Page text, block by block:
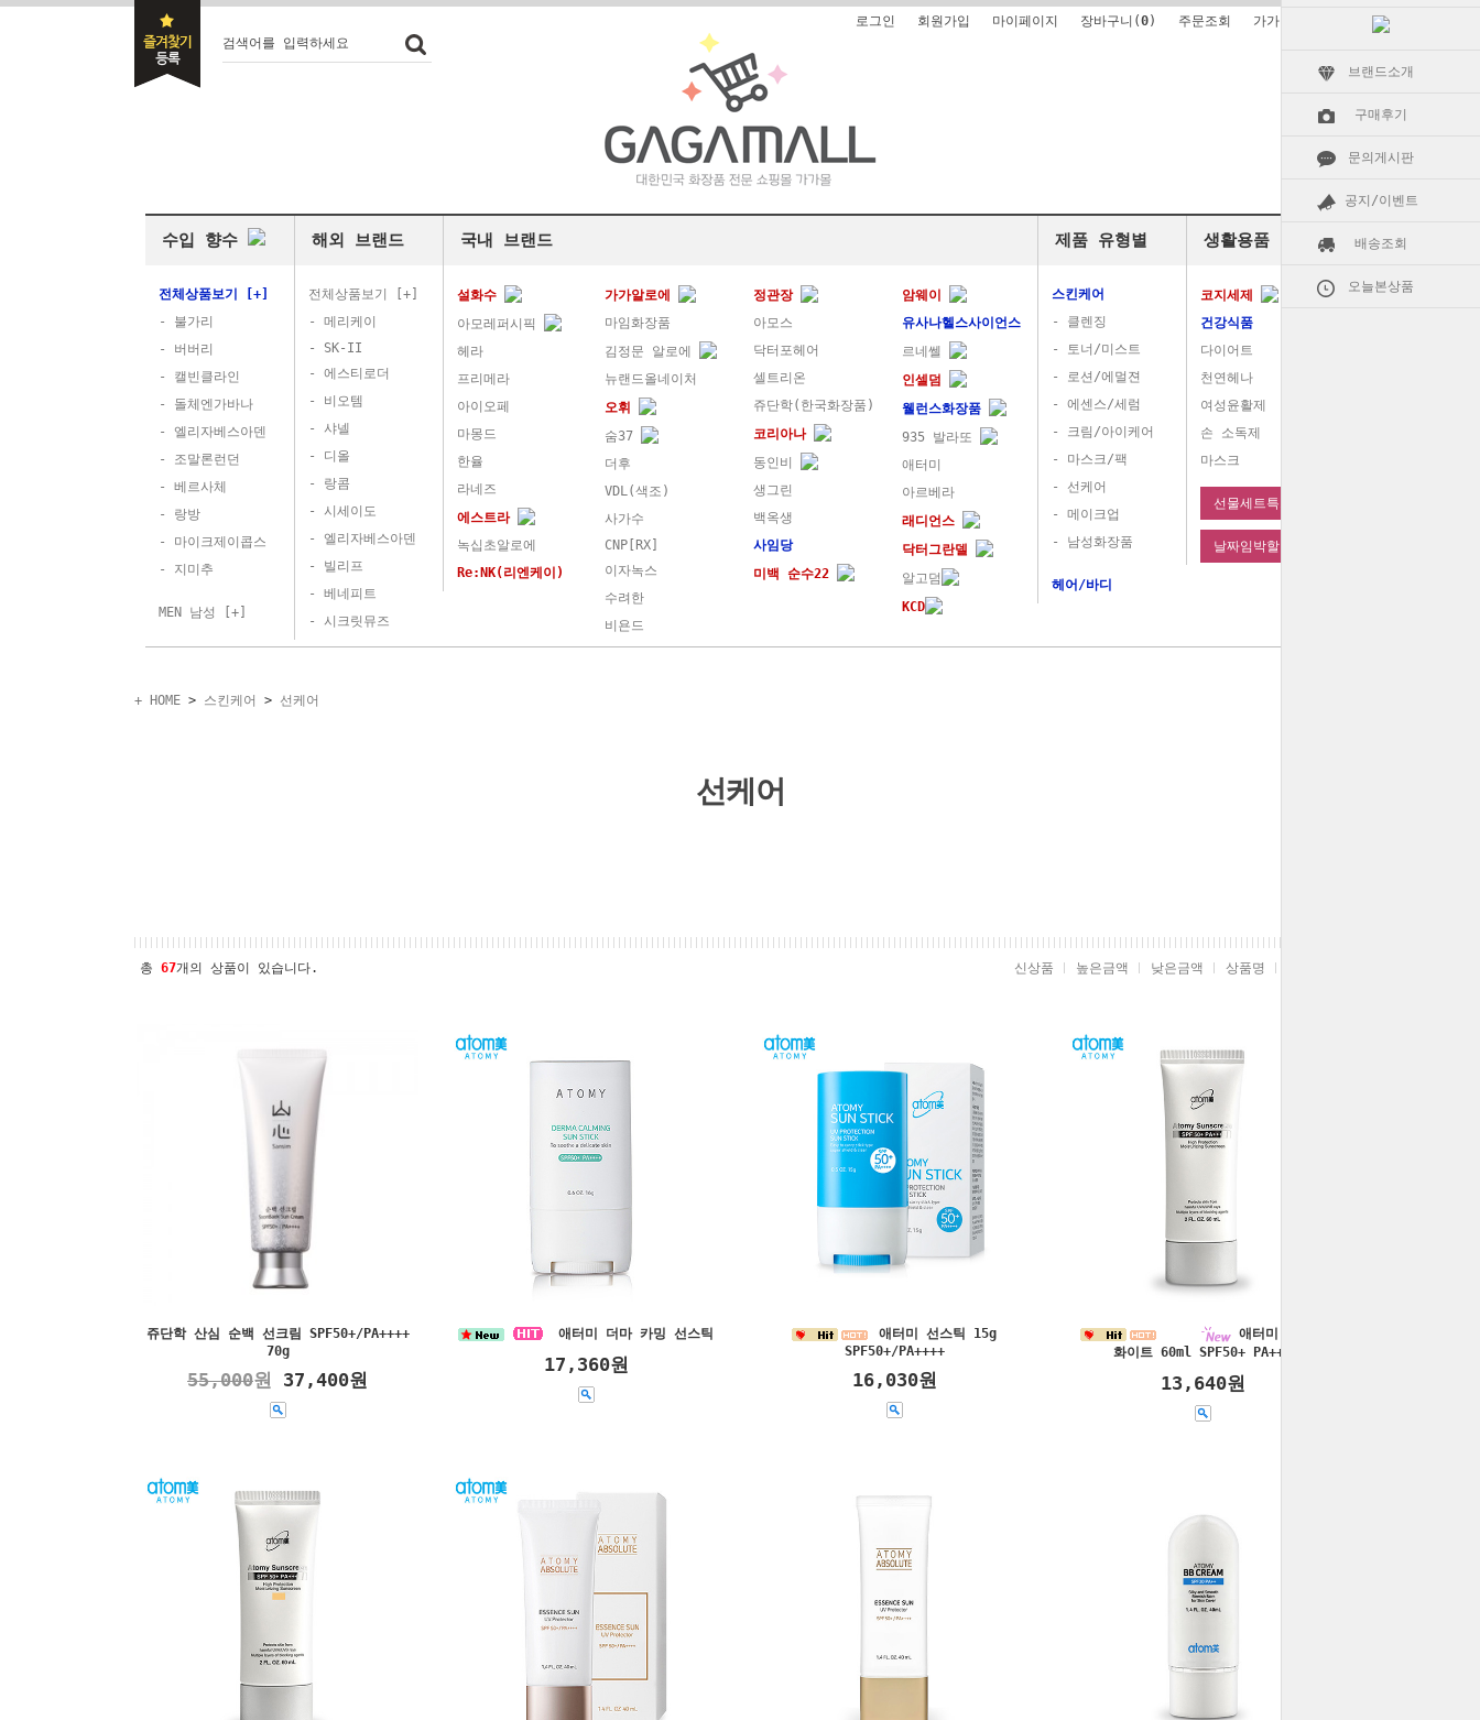
브랜드소개
구매후기
문의게시판
공지/이벤트
배송조회
오늘본상품
검색어를 입력하세요
로그인 회원가입 마이페이지 장바구니(0) 주문조회 가가알로에소개
수입 향수
전체상품보기 [+]
- 불가리
- 버버리
- 캘빈클라인
- 돌체엔가바나
- 엘리자베스아덴
- 조말론런던
- 베르사체
- 랑방
- 마이크제이콥스
- 지미추
MEN 남성 [+]
해외 브랜드
전체상품보기 [+]
- 메리케이
- SK-II
- 에스티로더
- 비오템
- 샤넬
- 디올
- 랑콤
- 시세이도
- 엘리자베스아덴
- 빌리프
- 베네피트
- 시크릿뮤즈
국내 브랜드
설화수
아모레퍼시픽
헤라
프리메라
아이오페
마몽드
한율
라네즈
에스트라
녹십초알로에
Re:NK(리엔케이)
가가알로에
마임화장품
김정문 알로에
뉴랜드올네이처
오휘
숨37
더후
VDL(색조)
사가수
CNP[RX]
이자녹스
수려한
비욘드
정관장
아모스
닥터포헤어
셀트리온
쥬단학(한국화장품)
코리아나
동인비
생그린
백옥생
사임당
미백 순수22
암웨이
유사나헬스사이언스
르네쎌
인셀덤
웰런스화장품
935 발라또
애터미
아르베라
래디언스
닥터그란델
알고덤
KCD
제품 유형별
스킨케어
- 클렌징
- 토너/미스트
- 로션/에멀젼
- 에센스/세럼
- 크림/아이케어
- 마스크/팩
- 선케어
- 메이크업
- 남성화장품
헤어/바디
생활용품
코지세제
건강식품
다이어트
천연헤나
여성윤활제
손 소독제
마스크
선물세트특가
날짜임박할인
+ HOME > 스킨케어 > 선케어
선케어
총 67개의 상품이 있습니다. 신상품 높은금액 낮은금액 상품명
쥬단학 산심 순백 선크림 SPF50+/PA++++
70g
55,000원 37,400원
애터미 더마 카밍 선스틱
17,360원
애터미 선스틱 15g
SPF50+/PA++++
16,030원
애터미 선크림
화이트 60ml SPF50+ PA+++
13,640원